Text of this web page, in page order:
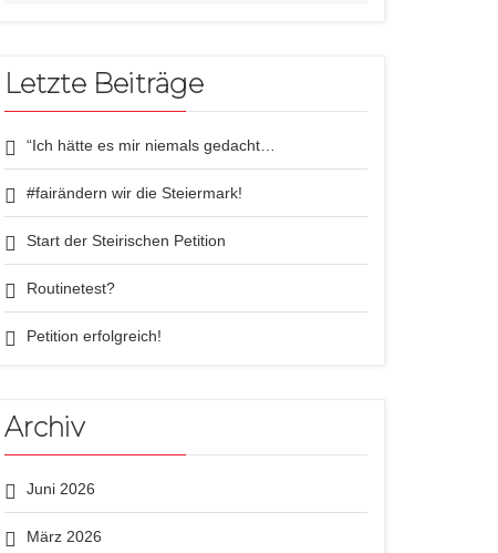
Letzte Beiträge
“Ich hätte es mir niemals gedacht…
#fairändern wir die Steiermark!
Start der Steirischen Petition
Routinetest?
Petition erfolgreich!
Archiv
Juni 2026
März 2026